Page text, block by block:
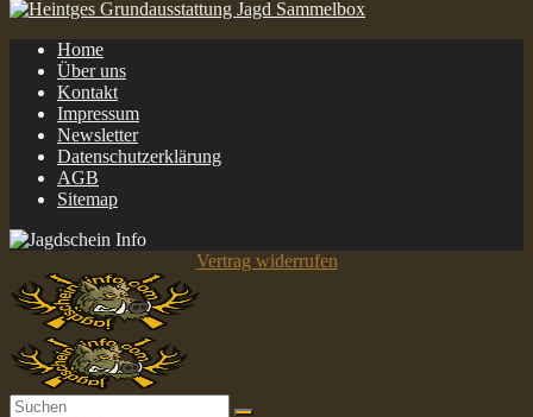
Home
Über uns
Kontakt
Impressum
Newsletter
Datenschutzerklärung
AGB
Sitemap
Vertrag widerrufen